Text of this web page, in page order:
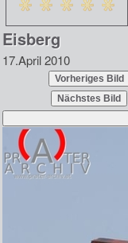
Eisberg
17.April 2010